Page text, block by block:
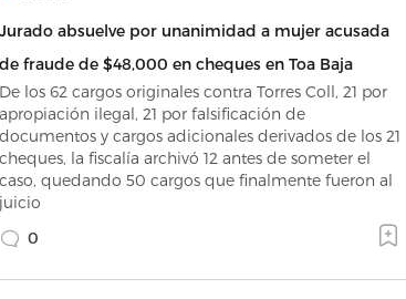
Jurado absuelve por unanimidad a mujer acusada
de fraude de $48,000 en cheques en Toa Baja
De los 62 cargos originales contra Torres Coll, 21 por
apropiación ilegal, 21 por falsificación de
documentos y cargos adicionales derivados de los 21
cheques, la fiscalía archivó 12 antes de someter el
caso, quedando 50 cargos que finalmente fueron al
juicio
0